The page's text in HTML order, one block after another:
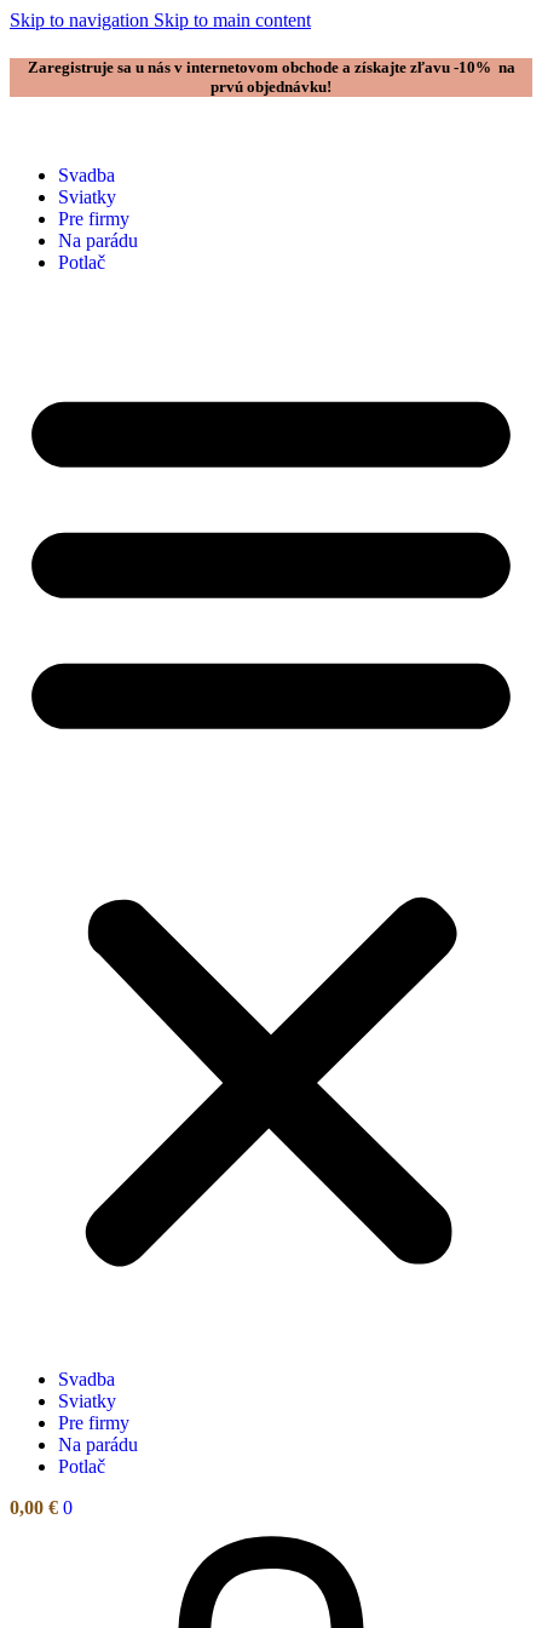
Skip to navigation Skip to main content
Zaregistruje sa u nás v internetovom obchode a získajte zľavu -10% na
prvú objednávku!
Svadba
Sviatky
Pre firmy
Na parádu
Potlač
Svadba
Sviatky
Pre firmy
Na parádu
Potlač
0,00 € 0